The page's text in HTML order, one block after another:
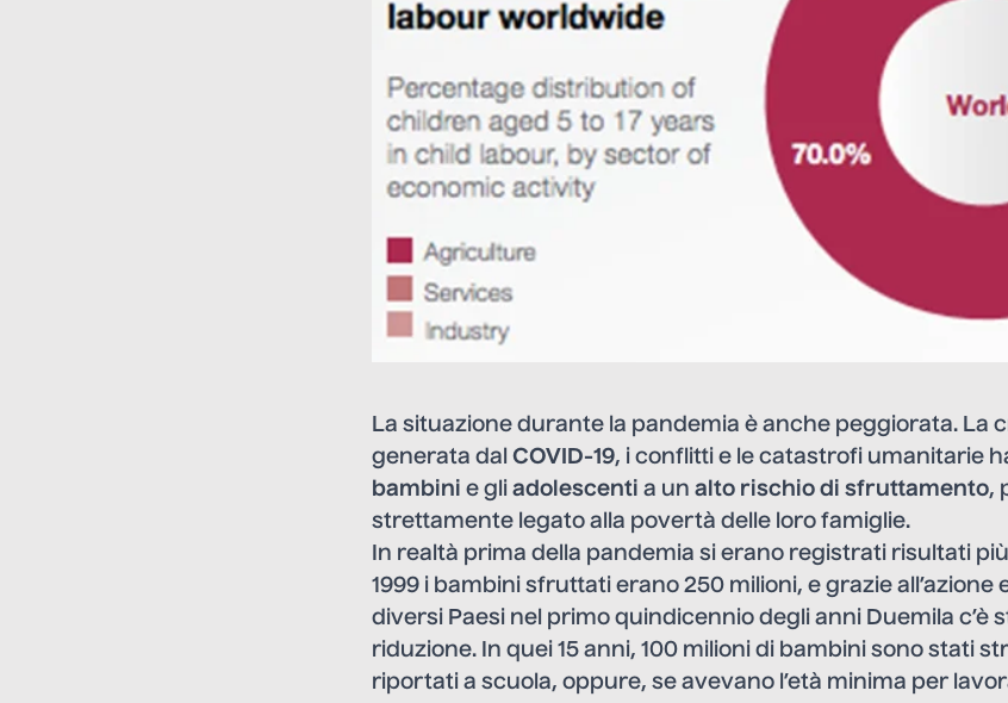
La situazione durante la pandemia è anche peggiorata. La
generata dal COVID-19, i conflitti e le catastrofi umanitarie
bambini e gli adolescenti a un alto rischio di sfruttamento,
strettamente legato alla povertà delle loro famiglie.
In realtà prima della pandemia si erano registrati risultati
1999 i bambini sfruttati erano 250 milioni, e grazie all’azione
diversi Paesi nel primo quindicennio degli anni Duemila c’è
riduzione. In quei 15 anni, 100 milioni di bambini sono stati
riportati a scuola, oppure, se avevano l’età minima per